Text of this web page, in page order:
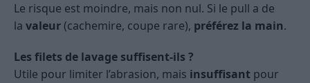
Le risque est moindre, mais non nul. Si le pull a de
la valeur (cachemire, coupe rare), préférez la main.
Les filets de lavage suffisent-ils ?
Utile pour limiter l’abrasion, mais insuffisant pour